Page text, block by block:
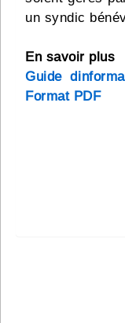
un syndic
En savoir plus
Guide
Format PDF